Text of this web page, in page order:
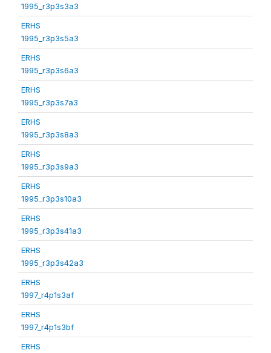
1995_r3p3s3a3
ERHS
1995_r3p3s5a3
ERHS
1995_r3p3s6a3
ERHS
1995_r3p3s7a3
ERHS
1995_r3p3s8a3
ERHS
1995_r3p3s9a3
ERHS
1995_r3p3s10a3
ERHS
1995_r3p3s41a3
ERHS
1995_r3p3s42a3
ERHS
1997_r4p1s3af
ERHS
1997_r4p1s3bf
ERHS